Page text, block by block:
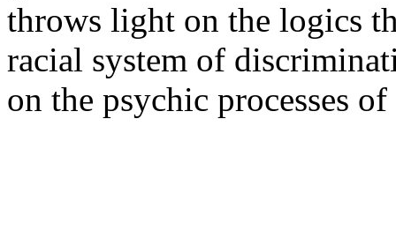
throws light on the logics
racial system of
on the psychic processes